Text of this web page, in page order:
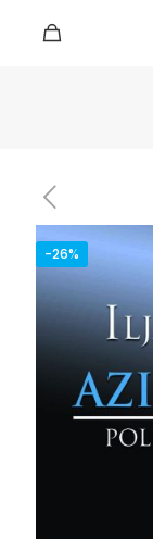
-26%